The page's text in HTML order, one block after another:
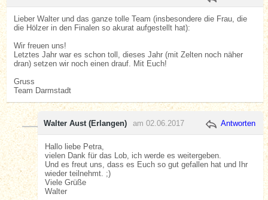
Lieber Walter und das ganze tolle Team (insbesondere die Frau, die
die Hölzer in den Finalen so akurat aufgestellt hat):
Wir freuen uns!
Letztes Jahr war es schon toll, dieses Jahr (mit Zelten noch näher
dran) setzen wir noch einen drauf. Mit Euch!
Gruss
Team Darmstadt
Walter Aust (Erlangen) am 02.06.2017 Antworten
Hallo liebe Petra,
vielen Dank für das Lob, ich werde es weitergeben.
Und es freut uns, dass es Euch so gut gefallen hat und Ihr
wieder teilnehmt. ;)
Viele Grüße
Walter